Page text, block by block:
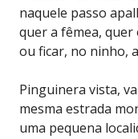
naquele passo
quer a fêmea, quer
ou ficar, no ninho,
Pinguinera vista,
mesma estrada
uma pequena